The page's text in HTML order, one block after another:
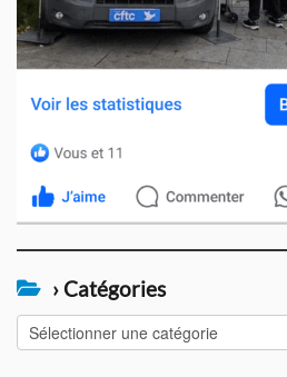
› Catégories
Catégories